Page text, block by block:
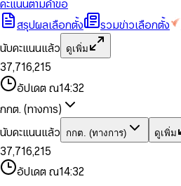
คะแนนตามคำขอ
สรุปผลเลือกตั้ง
รวมข่าวเลือกตั้ง
นับคะแนนแล้ว
ดูเพิ่ม
0
1
2
3
4
5
6
8
9
3
4
5
6
7
8
9
,
4
6
7
8
9
0
1
2
3
4
5
6
7
8
9
3
5
6
7
8
9
,
1
2
4
5
7
8
9
0
1
3
4
6
7
8
9
2
3
4
5
7
8
อัปเดต ณ14:32
กกต. (ทางการ)
นับคะแนนแล้ว
กกต. (ทางการ) ดูเพิ่ม
0
1
2
3
4
5
0
1
2
4
5
6
7
8
9
,
0
1
2
4
6
7
8
9
0
1
2
3
0
1
3
5
6
7
8
,
1
2
4
0
1
3
0
2
3
4
5
7
อัปเดต ณ14:32